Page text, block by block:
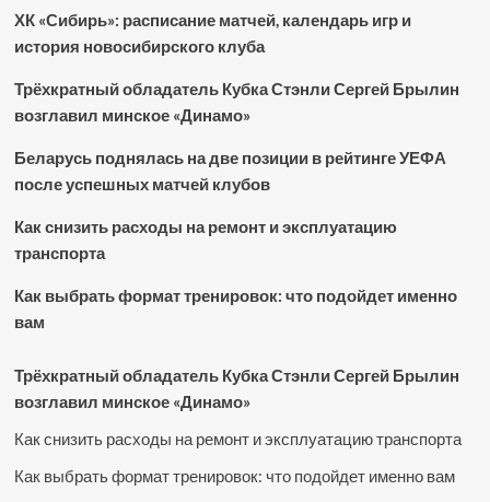
ХК «Сибирь»: расписание матчей, календарь игр и
история новосибирского клуба
Трёхкратный обладатель Кубка Стэнли Сергей Брылин
возглавил минское «Динамо»
Беларусь поднялась на две позиции в рейтинге УЕФА
после успешных матчей клубов
Как снизить расходы на ремонт и эксплуатацию
транспорта
Как выбрать формат тренировок: что подойдет именно
вам
Трёхкратный обладатель Кубка Стэнли Сергей Брылин
возглавил минское «Динамо»
Как снизить расходы на ремонт и эксплуатацию транспорта
Как выбрать формат тренировок: что подойдет именно вам